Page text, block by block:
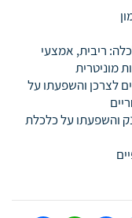
ריבית, אמצעי
מוניטרית
לצרכן והשפעתו על
והשפעתו על כלכלת